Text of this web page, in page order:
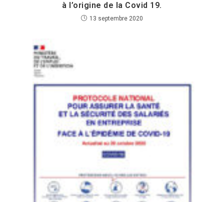
à l’origine de la Covid 19.
13 septembre 2020